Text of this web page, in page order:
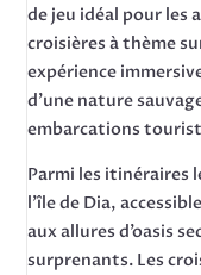
de jeu idéal pour les
croisières à thème
expérience
d’une nature
embarcations
Parmi les itinéraires
l’île de Dia,
aux allures d’oasis
surprenants. Les